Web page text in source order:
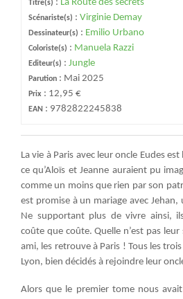
Titre(s) : La Route des secrets
Scénariste(s) : Virginie Demay
Dessinateur(s) : Emilio Urbano
Coloriste(s) : Manuela Razzi
Editeur(s) : Jungle
Parution : Mai 2025
Prix : 12,95 €
EAN : 9782822245838
La vie à Paris avec leur oncle Eudes
ce qu’Aloïs et Jeanne auraient pu
comme un moins que rien par son
est promise à un mariage avec
Ne supportant plus de vivre ainsi,
coûte que coûte. Quelle n’est pas
ami, les retrouve à Paris ! Tous les
Lyon, bien décidés à rejoindre leur
Alors que le premier tome nous